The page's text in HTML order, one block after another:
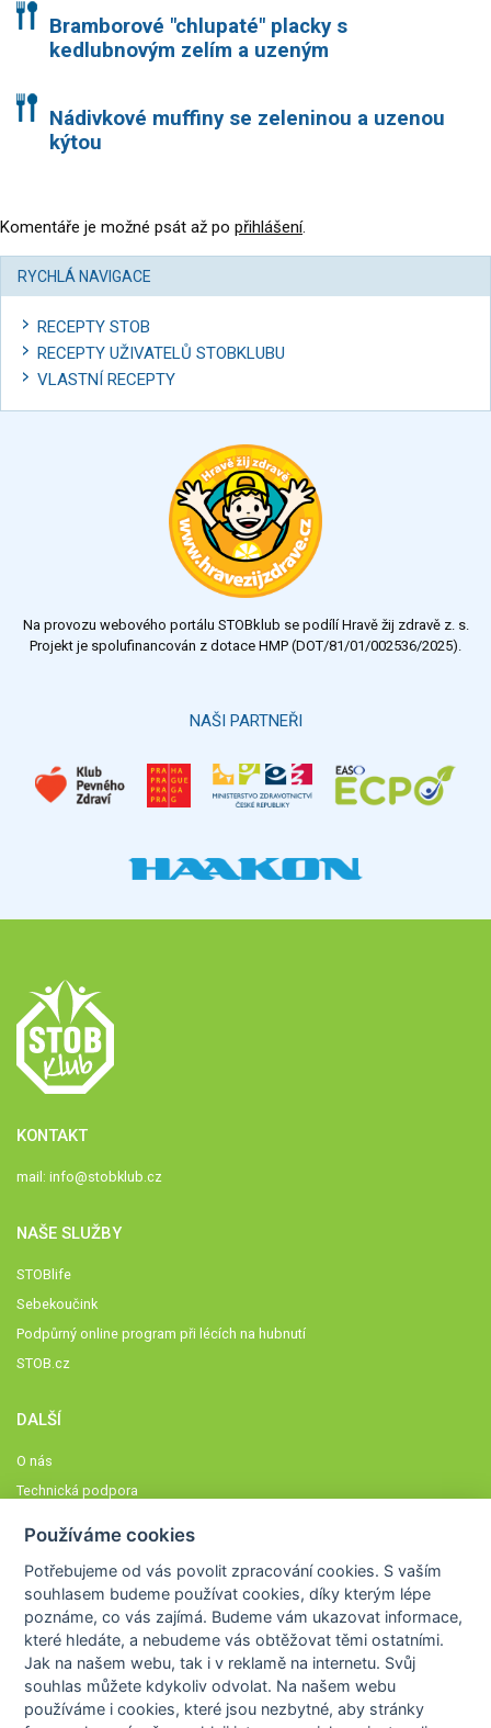
Bramborové "chlupaté" placky s
kedlubnovým zelím a uzeným
Nádivkové muffiny se zeleninou a uzenou
kýtou
Komentáře je možné psát až po přihlášení.
RYCHLÁ NAVIGACE
RECEPTY STOB
RECEPTY UŽIVATELŮ STOBKLUBU
VLASTNÍ RECEPTY
Na provozu webového portálu STOBklub se podílí Hravě žij zdravě z. s.
Projekt je spolufinancován z dotace HMP (DOT/81/01/002536/2025).
NAŠI PARTNEŘI
KONTAKT
mail: info@stobklub.cz
NAŠE SLUŽBY
STOBlife
Sebekoučink
Podpůrný online program při lécích na hubnutí
STOB.cz
DALŠÍ
O nás
Technická podpora
Členové STOBklubu
Zásady nakládání s osobními údaji
Otestujte se
Spočítejte si
Výzva 52
Používáme cookies
Potřebujeme od vás povolit zpracování cookies. S vaším
souhlasem budeme používat cookies, díky kterým lépe
poznáme,co vás zajímá. Budeme vám ukazovat informace,
které hledáte, a nebudeme vás obtěžovat těmi ostatními.
Jak na našem webu, tak i v reklamě na internetu. Svůj
souhlas můžete kdykoliv odvolat. Na našem webu
používáme i cookies, které jsou nezbytné, aby stránky